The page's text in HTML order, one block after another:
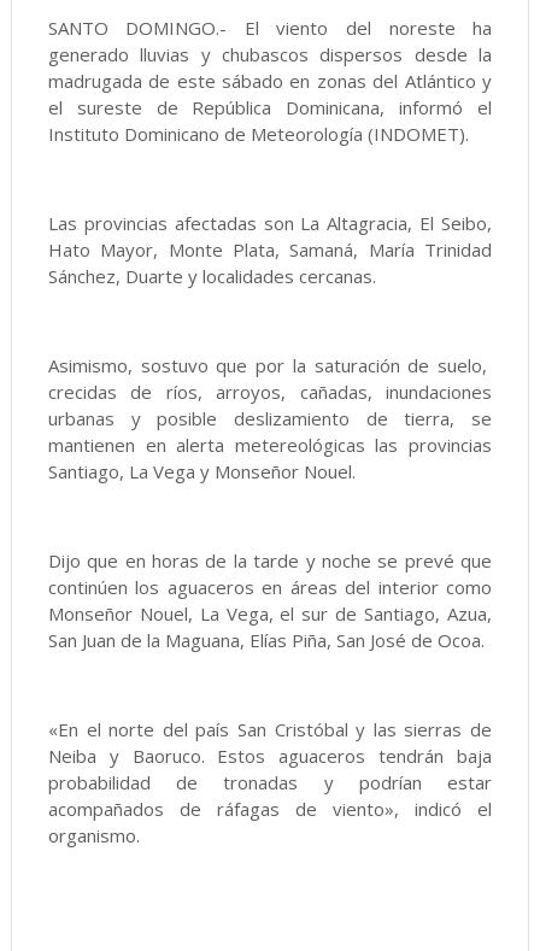
SANTO DOMINGO.- El viento del noreste ha
generado lluvias y chubascos dispersos desde la
madrugada de este sábado en zonas del Atlántico y
el sureste de República Dominicana, informó el
Instituto Dominicano de Meteorología (INDOMET).
Las provincias afectadas son La Altagracia, El Seibo,
Hato Mayor, Monte Plata, Samaná, María Trinidad
Sánchez, Duarte y localidades cercanas.
Asimismo, sostuvo que por la saturación de suelo,
crecidas de ríos, arroyos, cañadas, inundaciones
urbanas y posible deslizamiento de tierra, se
mantienen en alerta metereológicas las provincias
Santiago, La Vega y Monseñor Nouel.
Dijo que en horas de la tarde y noche se prevé que
continúen los aguaceros en áreas del interior como
Monseñor Nouel, La Vega, el sur de Santiago, Azua,
San Juan de la Maguana, Elías Piña, San José de Ocoa.
«En el norte del país San Cristóbal y las sierras de
Neiba y Baoruco. Estos aguaceros tendrán baja
probabilidad de tronadas y podrían estar
acompañados de ráfagas de viento», indicó el
organismo.